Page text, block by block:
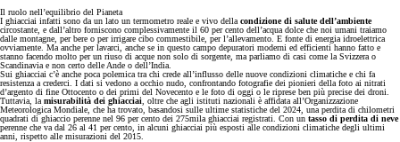
Il ruolo nell’equilibrio del Pianeta
I ghiacciai infatti sono da un lato un termometro reale e vivo della condizione di salute dell’ambiente
circostante, e dall’altro forniscono complessivamente il 60 per cento dell’acqua dolce che noi umani traiamo
dalle montagne, per bere o per irrigare cibo commestibile, per l’allevamento. E fonte di energia idroelettrica
ovviamente. Ma anche per lavarci, anche se in questo campo depuratori moderni ed efficienti hanno fatto e
stanno facendo molto per un riuso di acque non solo di sorgente, ma parliamo di casi come la Svizzera o
Scandinavia e non certo delle Ande o dell’India.
Sui ghiacciai c’è anche poca polemica tra chi crede all’influsso delle nuove condizioni climatiche e chi fa
resistenza a crederci. I dati si vedono a occhio nudo, confrontando fotografie dei pionieri della foto ai nitrati
d’argento di fine Ottocento o dei primi del Novecento e le foto di oggi o le riprese ben più precise dei droni.
Tuttavia, la misurabilità dei ghiacciai , oltre che agli istituti nazionali è affidata all’Organizzazione
Meteorologica Mondiale, che ha trovato, basandosi sulle ultime statistiche del 2024, una perdita di chilometri
quadrati di ghiaccio perenne nel 96 per cento dei 275mila ghiacciai registrati. Con un tasso di perdita di neve
perenne che va dal 26 al 41 per cento, in alcuni ghiacciai più esposti alle condizioni climatiche degli ultimi
anni, rispetto alle misurazioni del 2015.